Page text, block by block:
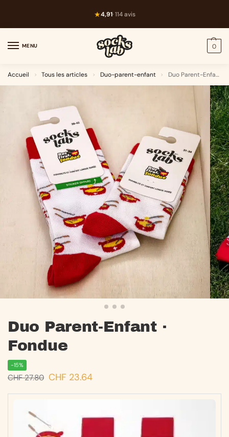
★4,91· 114 avis
MENU 0
Accueil > Tous les articles > Duo-parent-enfant > Duo Parent-Enfant · Fondue
-15%
Duo Parent-Enfant ·
Fondue
CHF27.80 CHF 23.64